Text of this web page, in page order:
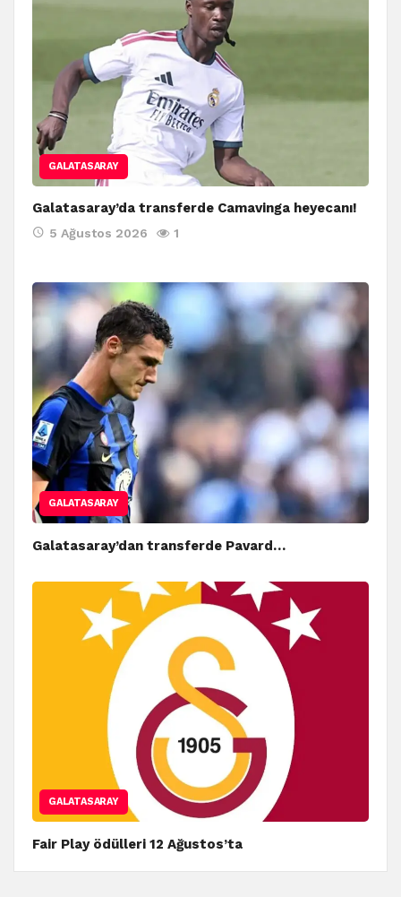
GALATASARAY
Galatasaray’da transferde Camavinga heyecanı!
5 Ağustos 2026 1
GALATASARAY
Galatasaray’dan transferde Pavard…
GALATASARAY
Fair Play ödülleri 12 Ağustos’ta